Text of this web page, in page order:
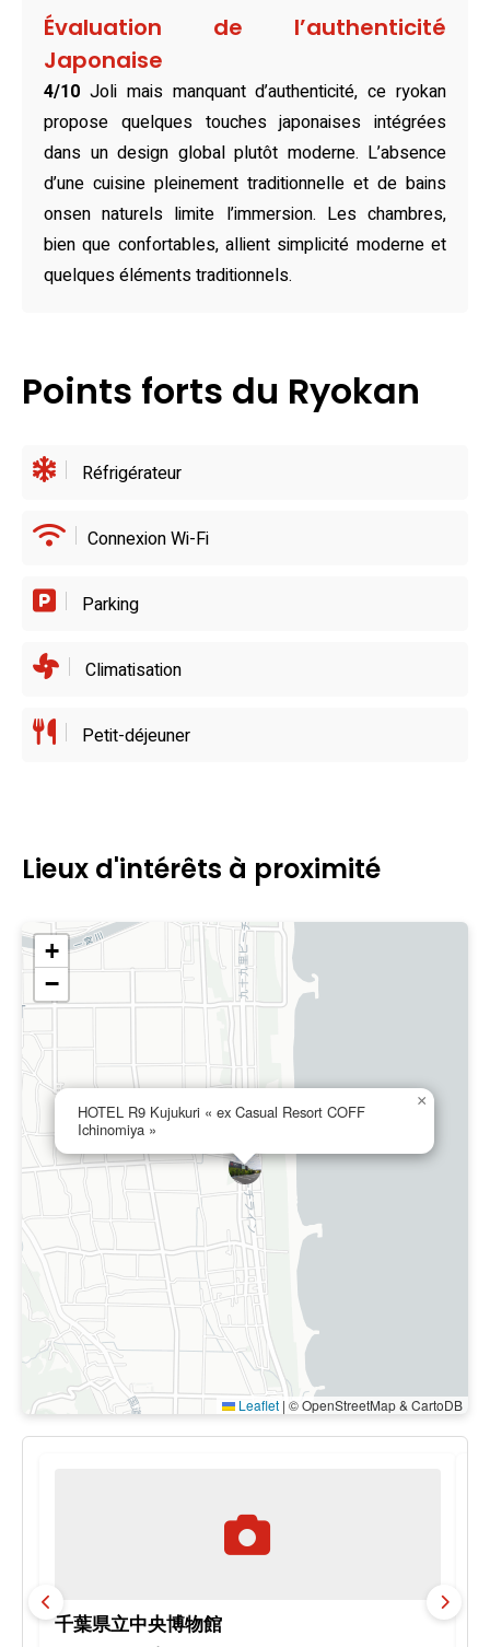
japonaises comme les futons dans les suites de style
japonais. Les chambres climatisées sont dotées de salles
de bains privatives, de lits confortables et de télévisions à
écran plat. Certaines chambres disposent même de
balcons ou d’espaces de vie supplémentaires, idéaux pour
les familles ou les séjours prolongés.
Jalonnant le séjour d’expériences gourmandes, le ryokan
abrite un restaurant familial aux saveurs variées, proposant
une cuisine chinoise, japonaise et européenne. Les
visiteurs de savourer l’essence culinaire et culturelle de la
accueillante au sein de l’établissement.
Évaluation de l’authenticité
Japonaise
4/10 Joli mais manquant d’authenticité, ce ryokan
propose quelques touches japonaises intégrées
dans un design global plutôt moderne. L’absence
d’une cuisine pleinement traditionnelle et de bains
onsen naturels limite l’immersion. Les chambres,
bien que confortables, allient simplicité moderne et
quelques éléments traditionnels.
Points forts du Ryokan
Réfrigérateur
Connexion Wi-Fi
Parking
Climatisation
Petit-déjeuner
Lieux d'intérêts à proximité
HOTEL R9 Kujukuri « ex Casual Resort COFF
Ichinomiya »
×
+
−
Leaflet | © OpenStreetMap & CartoDB
千葉県立中央博物館